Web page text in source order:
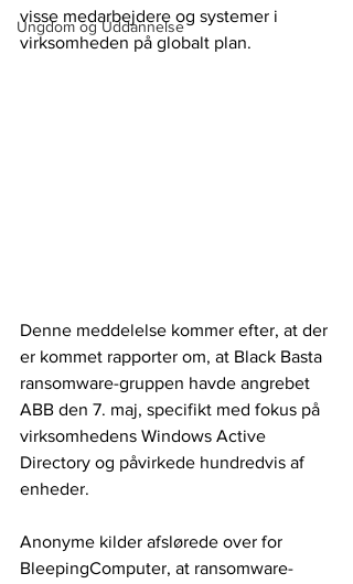
Ungdom og Uddannelse
visse medarbejdere og systemer i
virksomheden på globalt plan.
Denne meddelelse kommer efter, at der
er kommet rapporter om, at Black Basta
ransomware-gruppen havde angrebet
ABB den 7. maj, specifikt med fokus på
virksomhedens Windows Active
Directory og påvirkede hundredvis af
enheder.
Anonyme kilder afslørede over for
BleepingComputer, at ransomware-